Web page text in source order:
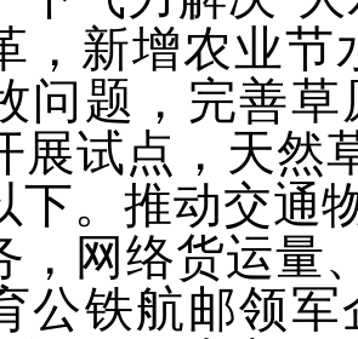
，新增农业
问题，完善
展试点，天然
下。推动交通
，网络货运量
公铁航邮领